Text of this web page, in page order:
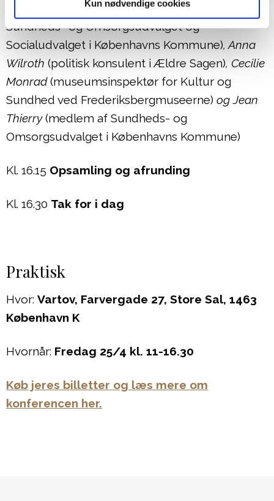
Kun nødvendige cookies
Yildiz Akdogan(medlem af
Sundheds- og Omsorgsudvalget og
Socialudvalget i Københavns Kommune), Anna
Wilroth (politisk konsulent i Ældre Sagen), Cecilie
Monrad(museumsinspektør for Kultur og
Sundhed ved Frederiksbergmuseerne) og Jean
Thierry(medlem af Sundheds- og
Omsorgsudvalget i Københavns Kommune)
Kl. 16.15 Opsamling og afrunding
Kl. 16.30 Tak for i dag
Praktisk
Hvor: Vartov, Farvergade 27, Store Sal, 1463
København K
Hvornår: Fredag 25/4 kl. 11-16.30
Køb jeres billetter og læs mere om
konferencen her.